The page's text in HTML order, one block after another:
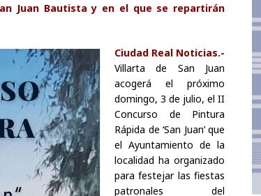
Juan Bautista y en el que se repartirán
Ciudad Real Noticias.-
Villarta de San Juan
acogerá el próximo
domingo, 3 de julio, el II
Concurso de Pintura
Rápida de ‘San Juan’ que
el Ayuntamiento de la
localidad ha organizado
para festejar las fiestas
patronales del